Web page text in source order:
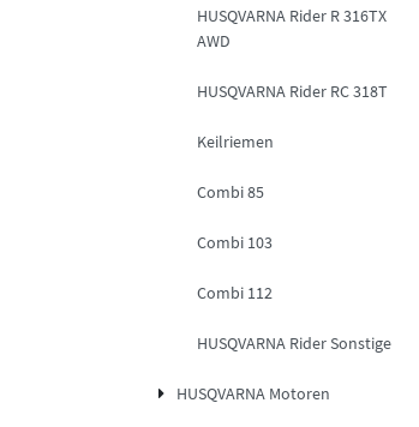
HUSQVARNA Rider R 316TX
AWD
HUSQVARNA Rider RC 318T
Keilriemen
Combi 85
Combi 103
Combi 112
HUSQVARNA Rider Sonstige
HUSQVARNA Motoren